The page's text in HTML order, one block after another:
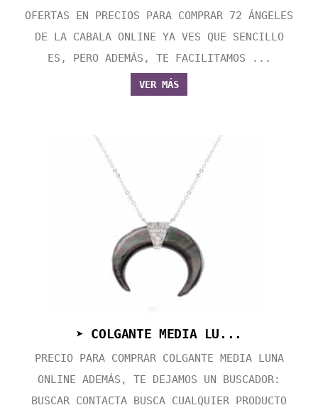
OFERTAS EN PRECIOS PARA COMPRAR 72 ÁNGELES
DE LA CABALA ONLINE YA VES QUE SENCILLO
ES, PERO ADEMÁS, TE FACILITAMOS ...
VER MÁS
➤ COLGANTE MEDIA LU...
PRECIO PARA COMPRAR COLGANTE MEDIA LUNA
ONLINE ADEMÁS, TE DEJAMOS UN BUSCADOR:
BUSCAR CONTACTA BUSCA CUALQUIER PRODUCTO